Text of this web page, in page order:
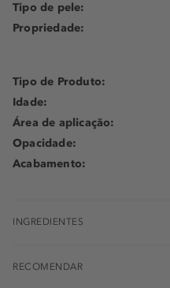
Tipo de pele:
Propriedade:
Tipo de Produto:
Idade:
Área de aplicação:
Opacidade:
Acabamento:
INGREDIENTES
RECOMENDAR